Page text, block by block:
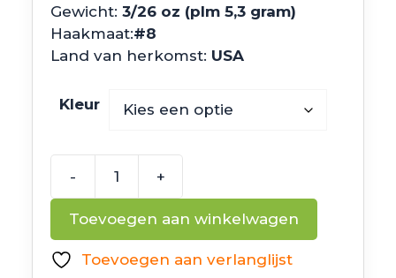
Gewicht: 3/26 oz (plm 5,3 gram)
Haakmaat:#8
Land van herkomst: USA
Kleur
-
Fishing
+
Toevoegen aan winkelwagen
Toevoegen aan verlanglijst